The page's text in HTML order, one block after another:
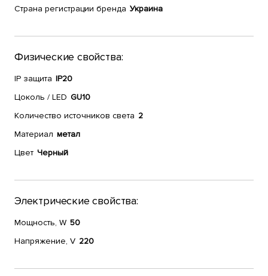
Страна регистрации бренда Украина
Физические свойства:
IP защита IP20
Цоколь / LED GU10
Количество источников света 2
Материал метал
Цвет Черный
Электрические свойства:
Мощность, W 50
Напряжение, V 220